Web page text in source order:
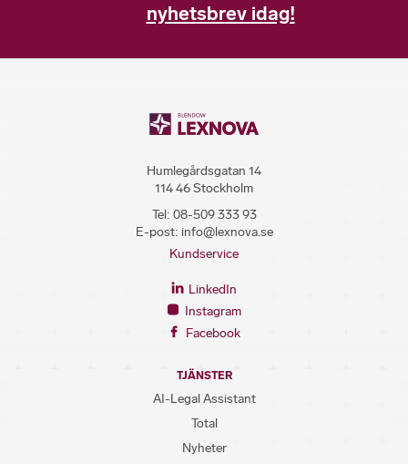
nyhetsbrev idag!
Humlegårdsgatan 14
114 46 Stockholm
Tel: 08-509 333 93
E-post: info@lexnova.se
Kundservice
LinkedIn
Instagram
Facebook
TJÄNSTER
AI-Legal Assistant
Total
Nyheter